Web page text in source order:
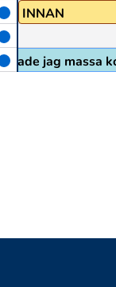
INNAN
jag massa